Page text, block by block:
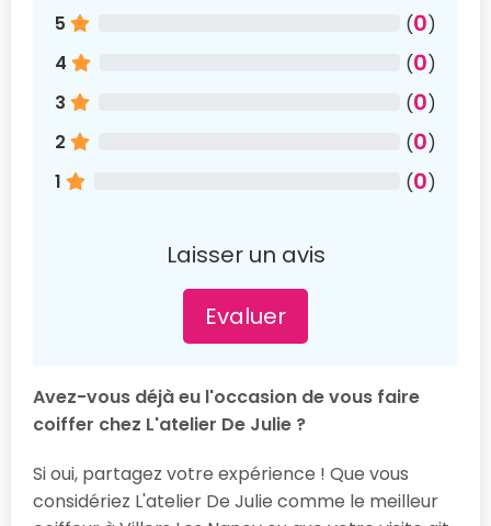
5 (0)
4
(0)
3
(0)
2
(0)
1
(0)
Laisser un avis
Evaluer
Avez-vous déjà eu l'occasion de vous faire
coiffer chez L'atelier De Julie ?
Si oui, partagez votre expérience ! Que vous
considériez L'atelier De Julie comme le meilleur